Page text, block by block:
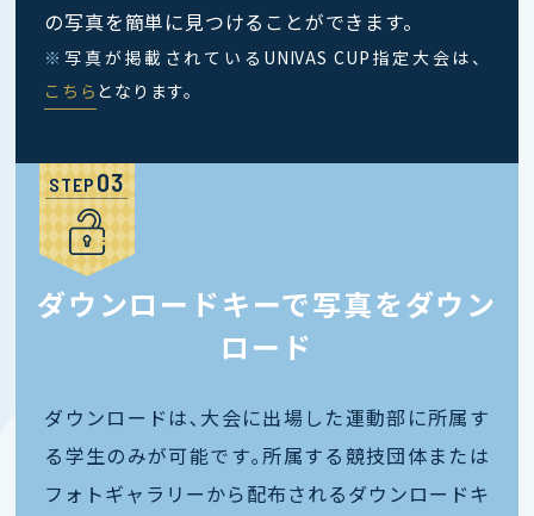
の写真を簡単に見つけることができます。
※ 写真が掲載されているUNIVAS CUP指定大会は、
こちら となります。
STEP
ダウンロードキーで写真をダウン
ロード
ダウンロードは､大会に出場した運動部に所属す
る学生のみが可能です｡所属する競技団体または
フォトギャラリーから配布されるダウンロードキ